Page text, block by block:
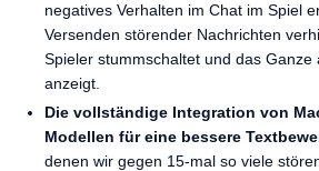
negatives Verhalten im Chat im Spiel
Versenden störender Nachrichten
Spieler stummschaltet und das Ganze
anzeigt.
Die vollständige Integration von
Modellen für eine bessere
denen wir gegen 15-mal so viele